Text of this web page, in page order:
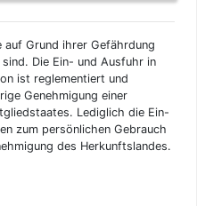
Grund ihrer Gefährdung
Die Ein- und Ausfuhr in
ist reglementiert und
Genehmigung einer
Lediglich die Ein-
zum persönlichen Gebrauch
des Herkunftslandes.